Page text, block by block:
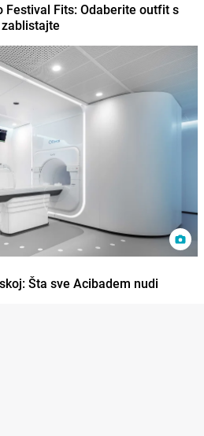
Festival Fits: Odaberite outfit s
Šta sve Acibadem nudi